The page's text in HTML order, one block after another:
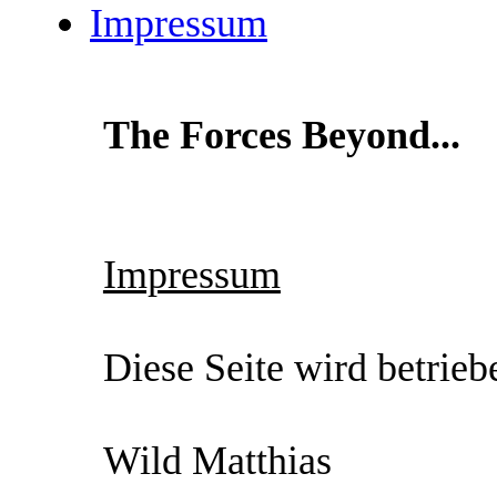
Impressum
The Forces Beyond...
Impressum
Diese Seite wird
Wild Matthias